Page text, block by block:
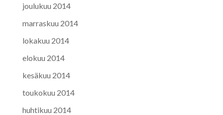
joulukuu 2014
marraskuu 2014
lokakuu 2014
elokuu 2014
kesäkuu 2014
toukokuu 2014
huhtikuu 2014